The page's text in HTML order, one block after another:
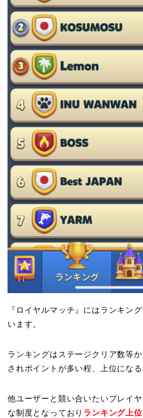
『ロイヤルマッチ』にはランキン
います。
ランキングはステージクリア数等
されポイントが多い程、上位になる
他ユーザーと競い合いたいプレイ
な制度となっており ランキング上